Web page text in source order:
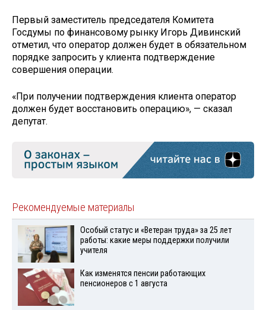
Первый заместитель председателя Комитета
Госдумы по финансовому рынку Игорь Дивинский
отметил, что оператор должен будет в обязательном
порядке запросить у клиента подтверждение
совершения операции.
«При получении подтверждения клиента оператор
должен будет восстановить операцию», — сказал
депутат.
Рекомендуемые материалы
Особый статус и «Ветеран труда» за 25 лет
работы: какие меры поддержки получили
учителя
Как изменятся пенсии работающих
пенсионеров с 1 августа